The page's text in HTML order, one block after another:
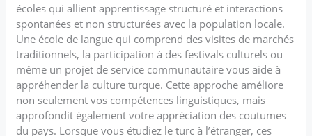
écoles qui allient apprentissage structuré et interactions
spontanées et non structurées avec la population locale.
Une école de langue qui comprend des visites de marchés
traditionnels, la participation à des festivals culturels ou
même un projet de service communautaire vous aide à
appréhender la culture turque. Cette approche améliore
non seulement vos compétences linguistiques, mais
approfondit également votre appréciation des coutumes
du pays. Lorsque vous étudiez le turc à l’étranger, ces